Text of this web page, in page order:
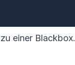
einer Blackbox.